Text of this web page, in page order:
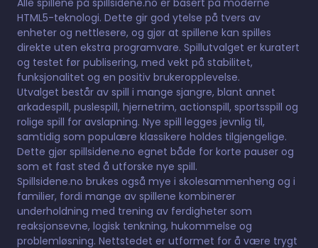
HTML5-teknologi. Dette gir god ytelse på tvers av
enheter og nettlesere, og gjør at spillene kan spilles
direkte uten ekstra programvare. Spillutvalget er kuratert
og testet før publisering, med vekt på stabilitet,
funksjonalitet og en positiv brukeropplevelse.
Utvalget består av spill i mange sjangre, blant annet
arkadespill, puslespill, hjernetrim, actionspill, sportsspill og
rolige spill for avslapning. Nye spill legges jevnlig til,
samtidig som populære klassikere holdes tilgjengelige.
Dette gjør spillsidene.no egnet både for korte pauser og
som et fast sted å utforske nye spill.
Spillsidene.no brukes også mye i skolesammenheng og i
familier, fordi mange av spillene kombinerer
underholdning med trening av ferdigheter som
reaksjonsevne, logisk tenkning, hukommelse og
problemløsning. Nettstedet er utformet for å være trygt